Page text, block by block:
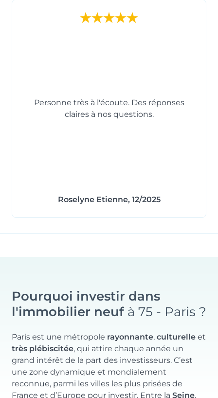
Personne très à l'écoute. Des réponses
claires à nos questions.
Roselyne Etienne, 12/2025
Pourquoi investir dans
l'immobilier neuf à 75 - Paris ?
Paris est une métropole rayonnante, culturelle et
très plébiscitée, qui attire chaque année un
grand intérêt de la part des investisseurs. C’est
une zone dynamique et mondialement
reconnue, parmi les villes les plus prisées de
France et d’Europe pour investir. Entre la Seine,